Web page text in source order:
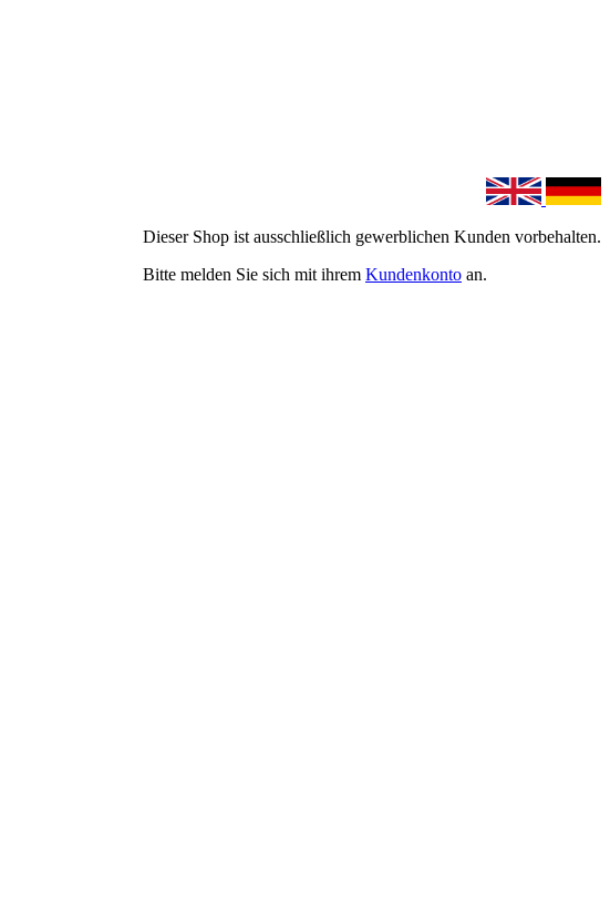
Dieser Shop ist ausschließlich gewerblichen Kunden vorbehalten.
Bitte melden Sie sich mit ihrem Kundenkonto an.